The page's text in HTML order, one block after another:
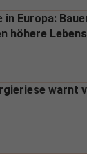
in Europa:
höhere
warnt